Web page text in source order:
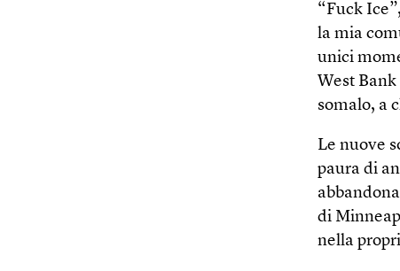
“Fuck
la mia
unici
West
somalo, a
Le nuove
paura di
di
nella